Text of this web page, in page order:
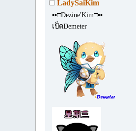
LadySaiKim
▫▪□Dezine'Kim□▪▫
เป็ดDemeter